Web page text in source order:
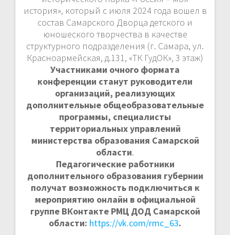
история», который с июля 2024 года вошел в
состав Самарского Дворца детского и
юношеского творчества в качестве
структурного подразделения (г. Самара, ул.
Красноармейская, д.131, «ТК ГудОК», 3 этаж)
Участниками очного формата
конференции станут руководители
организаций, реализующих
дополнительные общеобразовательные
программы, специалисты
территориальных управлений
министерства образования Самарской
области.
Педагогические работники
дополнительного образования губернии
получат возможность подключиться к
мероприятию онлайн в официальной
группе ВКонтакте РМЦ ДОД Самарской
области: https://vk.com/rmc_63.